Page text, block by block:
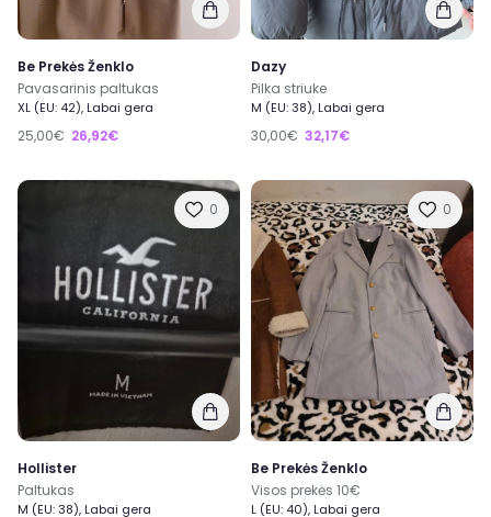
Be Prekės Ženklo
Pavasarinis paltukas
XL (EU: 42), Labai gera
25,00€ 26,92€
Dazy
Pilka striuke
M (EU: 38), Labai gera
30,00€ 32,17€
0
Hollister
Paltukas
M (EU: 38), Labai gera
0
Be Prekės Ženklo
Visos prekės 10€
L (EU: 40), Labai gera